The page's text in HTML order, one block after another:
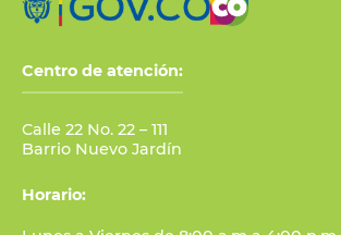
Centro de atención:
Calle 22 No. 22 – 111
Barrio Nuevo Jardín
Horario: